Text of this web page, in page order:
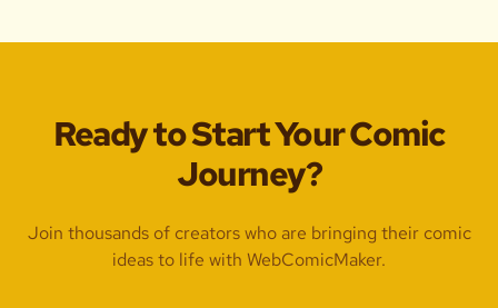
Ready to Start Your Comic
Journey?
Join thousands of creators who are bringing their comic
ideas to life with WebComicMaker.